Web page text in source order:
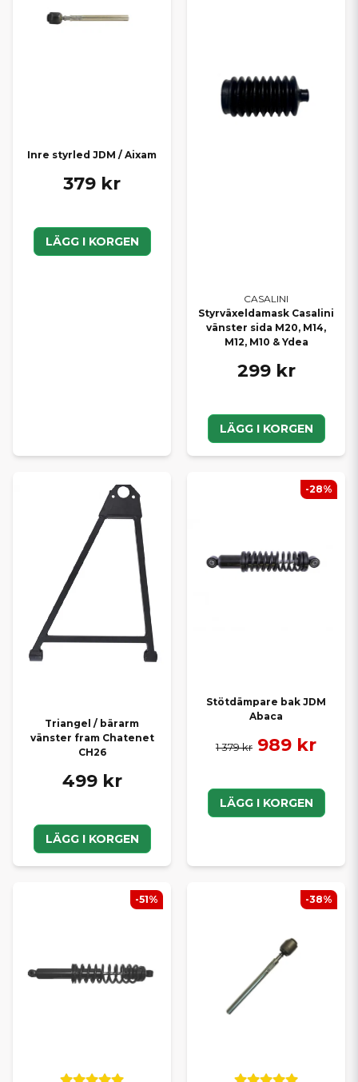
Inre styrled JDM / Aixam
379 kr
LÄGG I KORGEN
CASALINI
Styrväxeldamask Casalini
vänster sida M20, M14,
M12, M10 & Ydea
299 kr
LÄGG I KORGEN
Triangel / bärarm
vänster fram Chatenet
CH26
499 kr
LÄGG I KORGEN
Stötdämpare bak JDM
Abaca
1 379 kr 989 kr
LÄGG I KORGEN
-28%
-51% -38%